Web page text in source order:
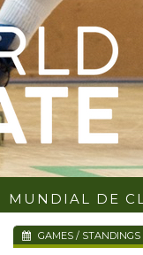
MUNDIAL DE
GAMES / STANDINGS